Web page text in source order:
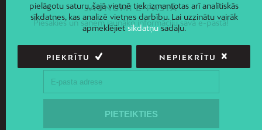
JAUNUMI E-PASTĀ
Piesakies un saņem jaunāko informāciju savā e-pastā!
pielāgotu saturu, šajā vietnē tiek izmantotas arī analītiskās
sīkdatnes, kas analizē vietnes darbību. Lai uzzinātu vairāk
apmeklējietsīkdatņusadaļu.
PIEKRĪTU NEPIEKRĪTU